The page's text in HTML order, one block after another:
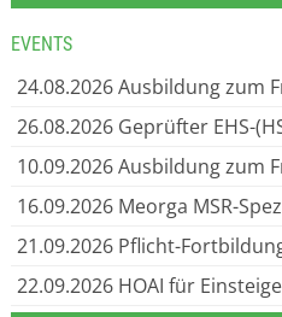
EVENTS
24.08.2026Ausbildung zum
26.08.2026 Geprüfter EHS-(HSE-)Manager im
10.09.2026Ausbildung zum
16.09.2026 Meorga MSR-
21.09.2026 Pflicht-Fortbildung zum
22.09.2026 HOAI für Einsteiger aus